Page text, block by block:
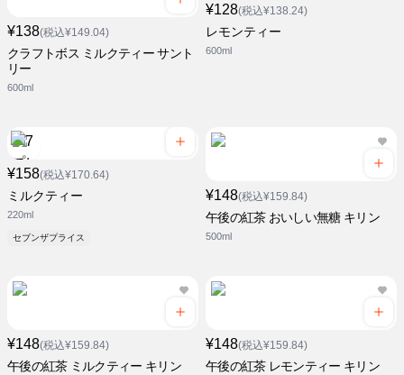
¥138(税込¥149.04)
クラフトボス ミルクティー サント
リー
600ml
¥128(税込¥138.24)
レモンティー
600ml
¥158(税込¥170.64)
ミルクティー
220ml
セブンザプライス
¥148(税込¥159.84)
午後の紅茶 おいしい無糖 キリン
500ml
¥148(税込¥159.84)
午後の紅茶 ミルクティー キリン
¥148(税込¥159.84)
午後の紅茶 レモンティー キリン